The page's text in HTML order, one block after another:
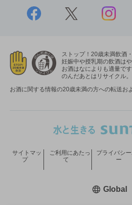
ストップ！20歳未満飲酒
妊娠中や授乳期の飲酒はや
お酒はなによりも適量です
のんだあとはリサイクル。
お酒に関する情報の20歳未満の方への転送お
サイトマッ
プ
ご利用にあたっ
て
プライバシ
ー
Global